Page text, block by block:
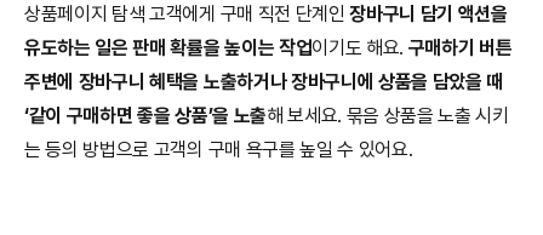
상품페이지 탐색 고객에게 구매 직전 단계인 장바구니 담기 액션을
유도하는 일은 판매 확률을 높이는 작업이기도 해요. 구매하기 버튼
주변에 장바구니 혜택을 노출하거나 장바구니에 상품을 담았을 때
‘같이 구매하면 좋을 상품’을 노출해 보세요. 묶음 상품을 노출 시키
는 등의 방법으로 고객의 구매 욕구를 높일 수 있어요.